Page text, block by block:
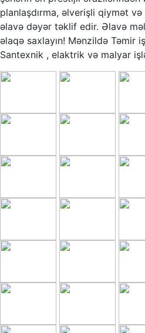
planlaşdırma, əlverişli qiymət və
əlavə dəyər təklif edir. Əlavə
əlaqə saxlayın! Mənzildə Təmir
Santexnik , elaktrik və malyar